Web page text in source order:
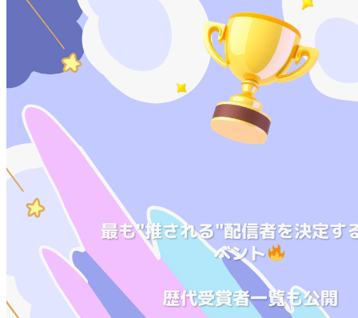
最も"推される"配信者を決定す
ベント
歴代受賞者一覧も公開